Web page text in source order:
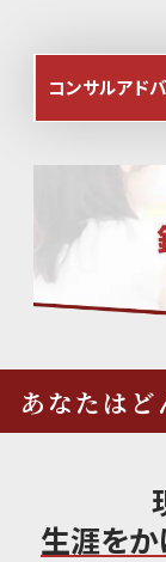
コンサルアド
あなたは
生涯をか